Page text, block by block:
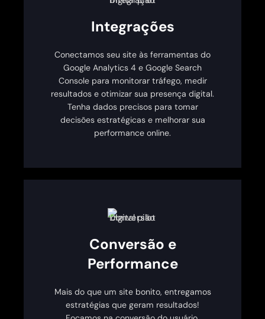
Integrações
Conectamos seu site às ferramentas do
Google Analytics 4 e Google Search
Console para monitorar tráfego, medir
resultados e otimizar sua presença digital.
Tenha dados precisos para tomar
decisões estratégicas e melhorar sua
performance online.
Conversão e
Performance
Mais do que um site bonito, entregamos
estratégias que geram resultados!